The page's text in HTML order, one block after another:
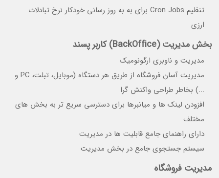
تنظیم Cron Jobs برای به به روز رسانی خودکار نرخ تبادلات
ارزی
بخش مدیریت (BackOffice) کاربر پسند
مدیریت و ناوبری ارگونومیک
مدیریت آسان فروشگاه از طریق هر دستگاه (موبایل، تبلت، PC و
...) بخاطر طراحی واکنش گرا
افزودن لینک ها و میانبرها برای دسترسی سریع تر به بخش های
مختلف
دارای راهنمای جامع قابلیت ها در مدیریت
سیستم جستجوی جامع در بخش مدیریت
مدیریت فروشگاه